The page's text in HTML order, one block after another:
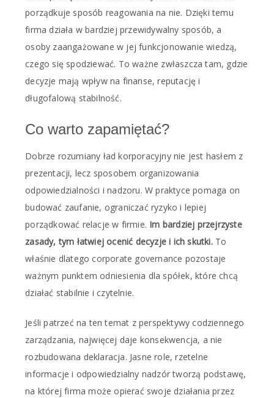
porządkuje sposób reagowania na nie. Dzięki temu
firma działa w bardziej przewidywalny sposób, a
osoby zaangażowane w jej funkcjonowanie wiedzą,
czego się spodziewać. To ważne zwłaszcza tam, gdzie
decyzje mają wpływ na finanse, reputację i
długofalową stabilność.
Co warto zapamiętać?
Dobrze rozumiany ład korporacyjny nie jest hasłem z
prezentacji, lecz sposobem organizowania
odpowiedzialności i nadzoru. W praktyce pomaga on
budować zaufanie, ograniczać ryzyko i lepiej
porządkować relacje w firmie. Im bardziej przejrzyste
zasady, tym łatwiej ocenić decyzje i ich skutki.To
właśnie dlatego corporate governance pozostaje
ważnym punktem odniesienia dla spółek, które chcą
działać stabilnie i czytelnie.
Jeśli patrzeć na ten temat z perspektywy codziennego
zarządzania, najwięcej daje konsekwencja, a nie
rozbudowana deklaracja. Jasne role, rzetelne
informacje i odpowiedzialny nadzór tworzą podstawę,
na której firma może opierać swoje działania przez